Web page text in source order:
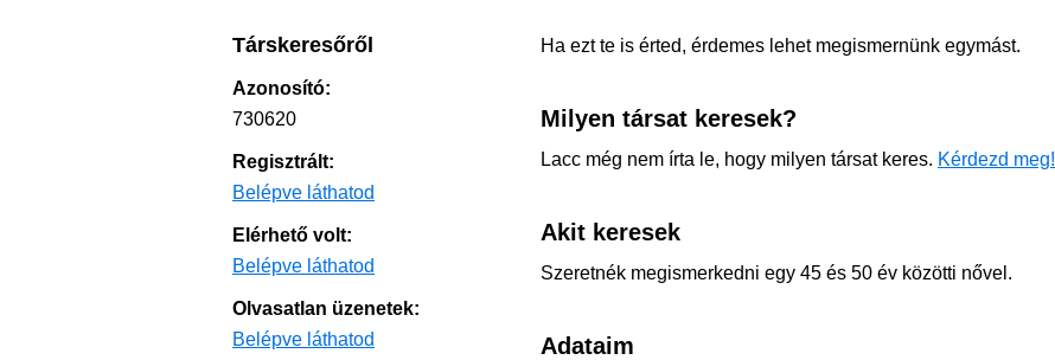
Ha ezt te is érted, érdemes lehet megismernünk egymást.
Milyen társat keresek?
Lacc még nem írta le, hogy milyen társat keres. Kérdezd meg!
Akit keresek
Szeretnék megismerkedni egy 45 és 50 év közötti nővel.
Adataim
Társkeresőről
Azonosító:
730620
Regisztrált:
Belépve láthatod
Elérhető volt:
Belépve láthatod
Olvasatlan üzenetek:
Belépve láthatod